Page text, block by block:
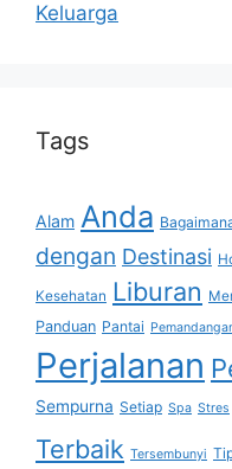
Keluarga
Tags
Alam Anda
dengan Destinasi
Kesehatan Liburan
Panduan Pantai
Perjalanan
Sempurna Setiap Spa Stres
Terbaik Tersembunyi